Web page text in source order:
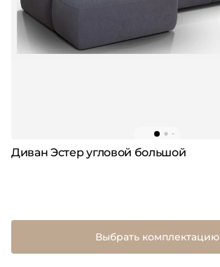
Диван Эстер угловой большой
Выбрать комплектацию